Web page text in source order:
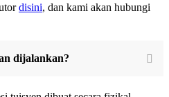
disini, dan kami akan hubungi
dijalankan?